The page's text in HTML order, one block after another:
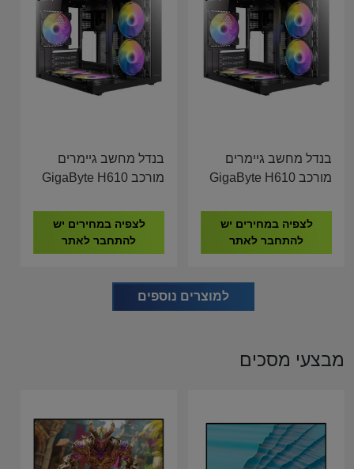
בנדל מחשב גיימרים
מורכב GigaByte H610
DDR4 500GB NVME
RTX 5060 8GB
לצפיה במחירים יש
להתחבר לאתר
בנדל מחשב גיימרים
מורכב GigaByte H610
DDR4 500GB NVME
AMD RX 580 8GB
לצפיה במחירים יש
להתחבר לאתר
למוצרים נוספים
מבצעי מסכים